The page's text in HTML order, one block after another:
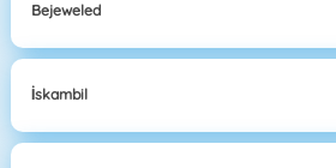
Bejeweled
İskambil